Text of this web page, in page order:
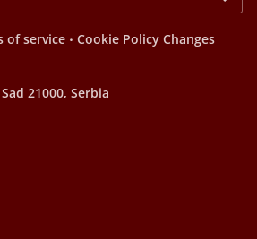
of service . Cookie Policy Changes
21000, Serbia